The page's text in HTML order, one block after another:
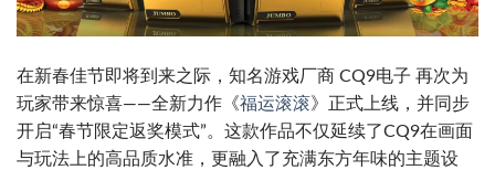
在新春佳节即将到来之际，知名游戏厂商 CQ9电子 再次为
玩家带来惊喜——全新力作《福运滚滚》正式上线，并同步
开启“春节限定返奖模式”。这款作品不仅延续了CQ9在画面
与玩法上的高品质水准，更融入了充满东方年味的主题设